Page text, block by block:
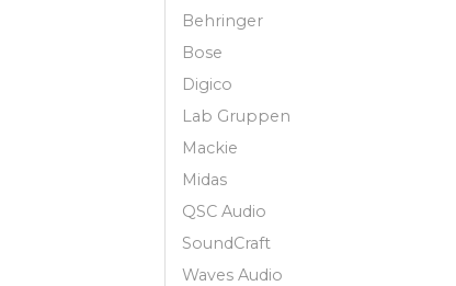
Behringer
Bose
Digico
Lab Gruppen
Mackie
Midas
QSC Audio
SoundCraft
Waves Audio